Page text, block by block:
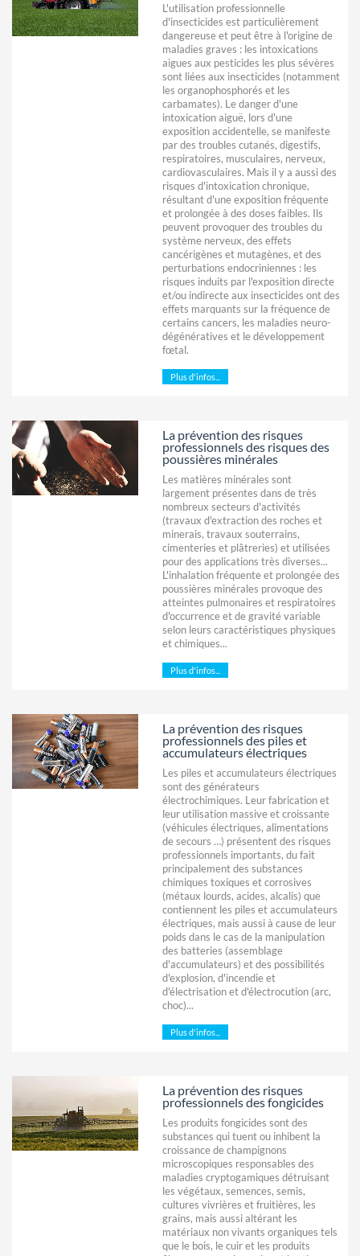
L'utilisation professionnelle
d'insecticides est particulièrement
dangereuse et peut être à l'origine de
maladies graves : les intoxications
aigues aux pesticides les plus sévères
sont liées aux insecticides (notamment
les organophosphorés et les
carbamates). Le danger d'une
intoxication aiguë, lors d'une
exposition accidentelle, se manifeste
par des troubles cutanés, digestifs,
respiratoires, musculaires, nerveux,
cardiovasculaires. Mais il y a aussi des
risques d'intoxication chronique,
résultant d'une exposition fréquente
et prolongée à des doses faibles. Ils
peuvent provoquer des troubles du
système nerveux, des effets
cancérigènes et mutagènes, et des
perturbations endocriniennes : les
risques induits par l'exposition directe
et/ou indirecte aux insecticides ont des
effets marquants sur la fréquence de
certains cancers, les maladies neuro-
dégénératives et le développement
fœtal.
Plus d'infos...
La prévention des risques
professionnels des risques des
poussières minérales
Les matières minérales sont
largement présentes dans de très
nombreux secteurs d'activités
(travaux d'extraction des roches et
minerais, travaux souterrains,
cimenteries et plâtreries) et utilisées
pour des applications très diverses...
L'inhalation fréquente et prolongée des
poussières minérales provoque des
atteintes pulmonaires et respiratoires
d'occurrence et de gravité variable
selon leurs caractéristiques physiques
et chimiques...
Plus d'infos...
La prévention des risques
professionnels des piles et
accumulateurs électriques
Les piles et accumulateurs électriques
sont des générateurs
électrochimiques. Leur fabrication et
leur utilisation massive et croissante
(véhicules électriques, alimentations
de secours …) présentent des risques
professionnels importants, du fait
principalement des substances
chimiques toxiques et corrosives
(métaux lourds, acides, alcalis) que
contiennent les piles et accumulateurs
électriques, mais aussi à cause de leur
poids dans le cas de la manipulation
des batteries (assemblage
d'accumulateurs) et des possibilités
d'explosion, d'incendie et
d'électrisation et d'électrocution (arc,
choc)...
Plus d'infos...
La prévention des risques
professionnels des fongicides
Les produits fongicides sont des
substances qui tuent ou inhibent la
croissance de champignons
microscopiques responsables des
maladies cryptogamiques détruisant
les végétaux, semences, semis,
cultures vivrières et fruitières, les
grains, mais aussi altérant les
matériaux non vivants organiques tels
que le bois, le cuir et les produits